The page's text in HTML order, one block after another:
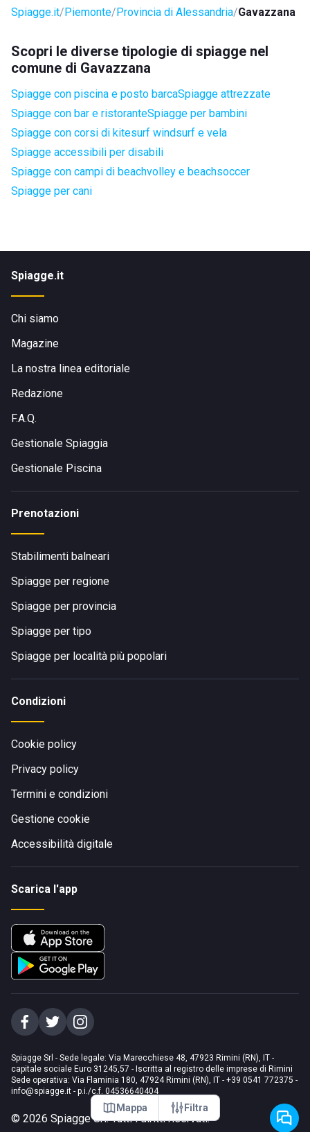
Mappa Filtra
Spiagge.it Piemonte Provincia di Alessandria Gavazzana
Scopri le diverse tipologie di spiagge nel
comune di Gavazzana
Spiagge con piscina e posto barcaSpiagge attrezzate
Spiagge con bar e ristoranteSpiagge per bambini
Spiagge con corsi di kitesurf windsurf e vela
Spiagge accessibili per disabili
Spiagge con campi di beachvolley e beachsoccer
Spiagge per cani
Spiagge.it
Chi siamo
Magazine
La nostra linea editoriale
Redazione
F.A.Q.
Gestionale Spiaggia
Gestionale Piscina
Prenotazioni
Stabilimenti balneari
Spiagge per regione
Spiagge per provincia
Spiagge per tipo
Spiagge per località più popolari
Condizioni
Cookie policy
Privacy policy
Termini e condizioni
Gestione cookie
Accessibilità digitale
Scarica l'app
Spiagge Srl - Sede legale: Via Marecchiese 48, 47923 Rimini (RN), IT -
capitale sociale Euro 31245,57 - Iscritta al registro delle imprese di Rimini
Sede operativa: Via Flaminia 180, 47924 Rimini (RN), IT - +39 0541 772375 -
info@spiagge.it - p.i./c.f. 04536640404
© 2026 Spiagge Srl. Tutti i diritti riservati.